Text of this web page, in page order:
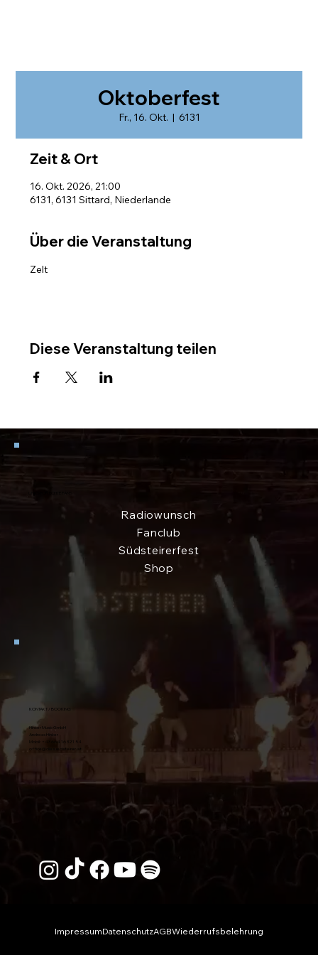
Oktoberfest
Fr., 16. Okt.
  |
6131
Zeit & Ort
16. Okt. 2026, 21:00
6131, 6131 Sittard, Niederlande
Über die Veranstaltung
Zelt
Diese Veranstaltung teilen
KONTAKT / BOOKING
Hinker Music GmbH
Andreas Hinker
Mobil:
+43 664 16 321 54
office@diesuedsteirer.at
Radiowunsch
Fanclub
Südsteirerfest
Shop
ImpressumDatenschutzAGBWiederrufsbelehrung